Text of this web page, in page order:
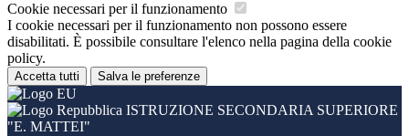
Cookie necessari per il funzionamento
I cookie necessari per il funzionamento non possono essere
disabilitati. È possibile consultare l'elenco nella pagina della cookie
policy.
Accetta tutti Salva le preferenze
ISTRUZIONE SECONDARIA SUPERIORE
"E. MATTEI"